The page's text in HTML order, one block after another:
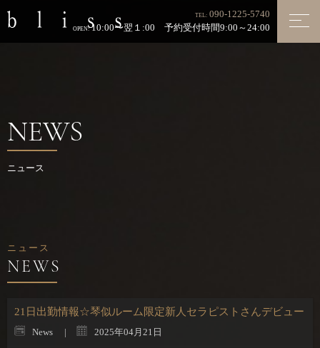
TEL: 090-1225-5740
OPEN:10:00〜翌１:00 予約受付時間9:00～24:00
NEWS
ニュース
ニュース
21日出勤情報☆琴似ルーム限定新人セラピストさんデビュー
News 2025年04月21日